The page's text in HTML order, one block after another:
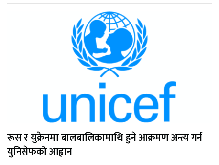
रूस र युक्रेनमा बालबालिकामाथि हुने आक्रमण अन्त्य गर्न
युनिसेफको आह्वान